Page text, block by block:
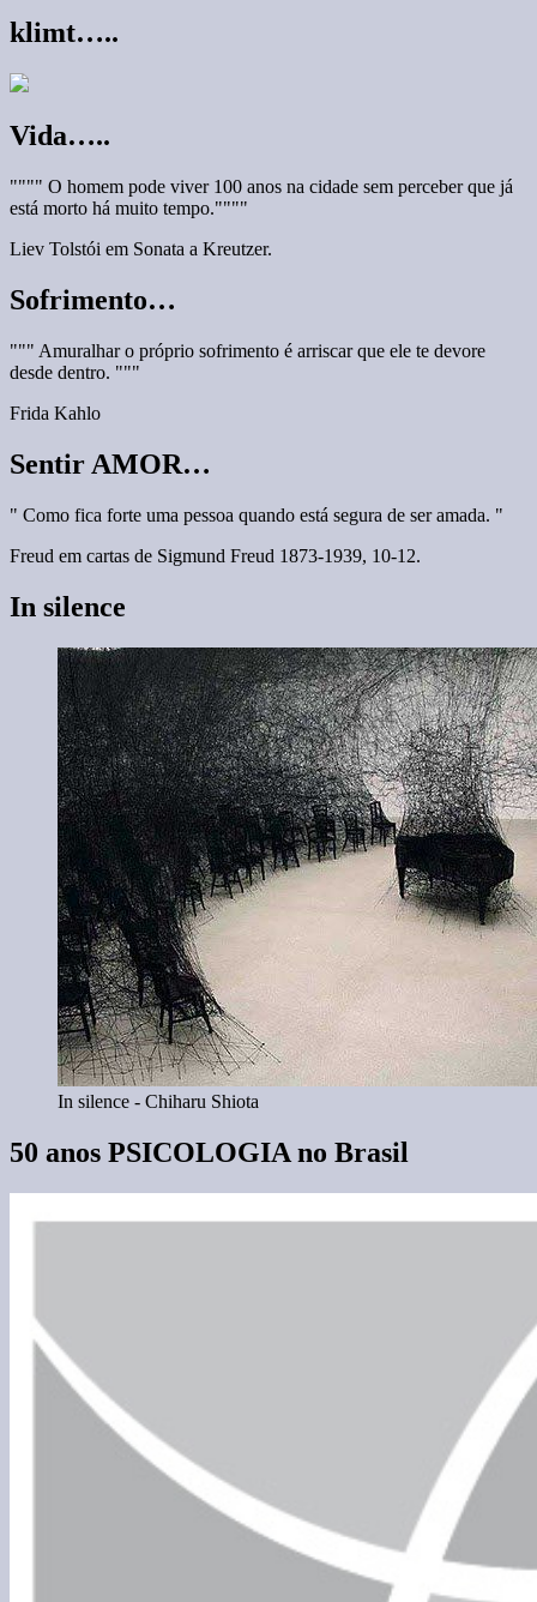
klimt…..
Vida…..
"""" O homem pode viver 100 anos na cidade sem perceber que já
está morto há muito tempo.""""
Liev Tolstói em Sonata a Kreutzer.
Sofrimento…
""" Amuralhar o próprio sofrimento é arriscar que ele te devore
desde dentro. """
Frida Kahlo
Sentir AMOR…
" Como fica forte uma pessoa quando está segura de ser amada. "
Freud em cartas de Sigmund Freud 1873-1939, 10-12.
In silence
In silence - Chiharu Shiota
50 anos PSICOLOGIA no Brasil